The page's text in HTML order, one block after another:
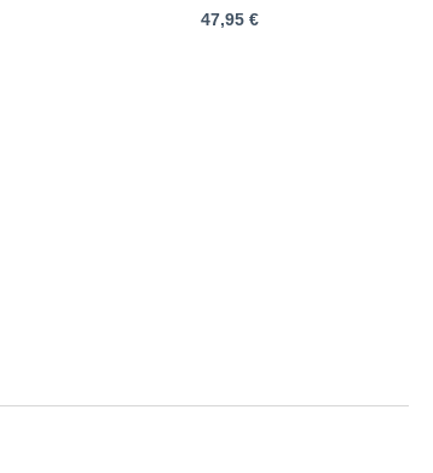
47,95 €